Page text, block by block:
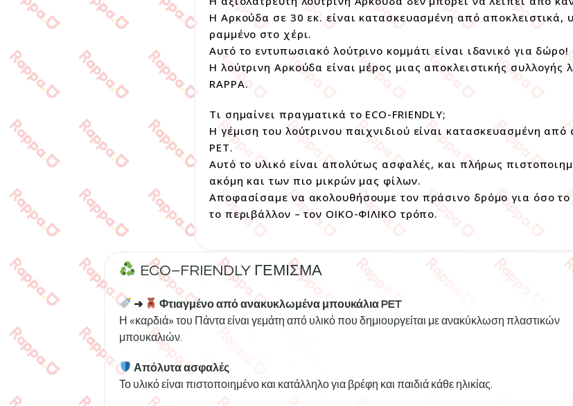
Η Αρκούδα σε 30 εκ. είναι κατασκευασμένη από αποκλειστικά,
ραμμένο στο χέρι.
Αυτό το εντυπωσιακό λούτρινο κομμάτι είναι ιδανικό για δώρο!
Η λούτρινη Αρκούδα είναι μέρος μιας αποκλειστικής συλλογής
RAPPA.
Τι σημαίνει πραγματικά το ECO-FRIENDLY;
Η γέμιση του λούτρινου παιχνιδιού είναι κατασκευασμένη
PET.
Αυτό το υλικό είναι απολύτως ασφαλές, και πλήρως
ακόμη και των πιο μικρών μας φίλων.
Αποφασίσαμε να ακολουθήσουμε τον πράσινο δρόμο για όσο το
το περιβάλλον – τον ΟΙΚΟ-ΦΙΛΙΚΟ τρόπο.
ECO–FRIENDLY ΓΕΜΙΣΜΑ
➜
Φτιαγμένο από ανακυκλωμένα μπουκάλια PET
Η «καρδιά» του Πάντα είναι γεμάτη από υλικό που δημιουργείται με ανακύκλωση πλαστικών
μπουκαλιών.
Απόλυτα ασφαλές
Το υλικό είναι πιστοποιημένο και κατάλληλο για βρέφη και παιδιά κάθε ηλικίας.